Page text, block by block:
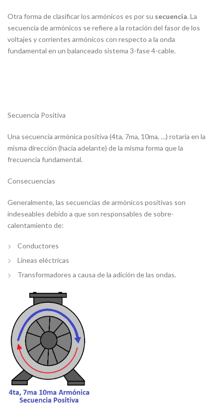
Otra forma de clasificar los armónicos es por su secuencia. La
secuencia de armónicos se refiere a la rotación del fasor de los
voltajes y corrientes armónicos con respecto a la onda
fundamental en un balanceado sistema 3-fase 4-cable.
Secuencia Positiva
Una secuencia armónica positiva (4ta, 7ma, 10ma, …) rotaría en la
misma dirección (hacia adelante) de la misma forma que la
frecuencia fundamental.
Consecuencias
Generalmente, las secuencias de armónicos positivas son
indeseables debido a que son responsables de sobre-
calentamiento de:
Conductores
Líneas eléctricas
Transformadores a causa de la adición de las ondas.